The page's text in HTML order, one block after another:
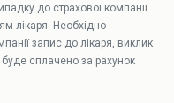
до страхової компанії
лікаря. Необхідно
запис до лікаря, виклик
сплачено за рахунок